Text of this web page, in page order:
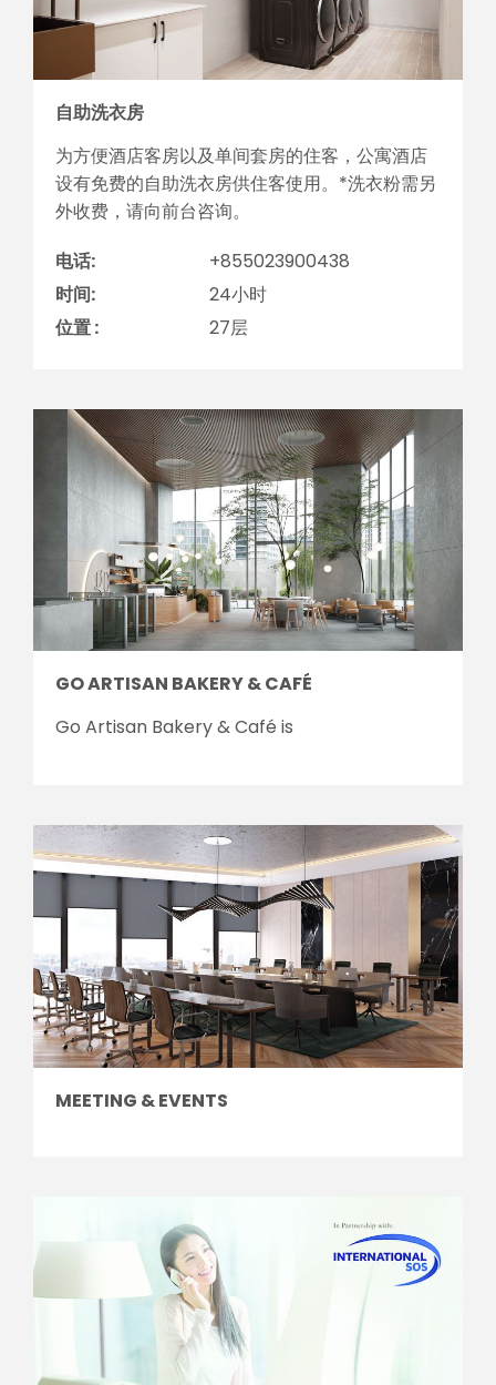
自助洗衣房
为方便酒店客房以及单间套房的住客，公寓酒店
设有免费的自助洗衣房供住客使用。*洗衣粉需另
外收费，请向前台咨询。
电话:
+855023900438
时间:
24小时
位置 :
27层
GO ARTISAN BAKERY & CAFÉ
Go Artisan Bakery & Café is
MEETING & EVENTS